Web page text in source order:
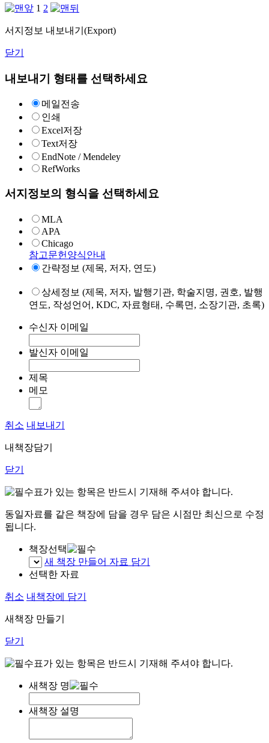
1 2
서지정보 내보내기(Export)
닫기
내보내기 형태를 선택하세요
메일전송
인쇄
Excel저장
Text저장
EndNote / Mendeley
RefWorks
서지정보의 형식을 선택하세요
MLA
APA
Chicago
참고문헌양식안내
간략정보 (제목, 저자, 연도)
상세정보 (제목, 저자, 발행기관, 학술지명, 권호, 발행
연도, 작성언어, KDC, 자료형태, 수록면, 소장기관, 초록)
수신자 이메일
발신자 이메일
제목
메모
취소 내보내기
내책장담기
닫기
표가 있는 항목은 반드시 기재해 주셔야 합니다.
동일자료를 같은 책장에 담을 경우 담은 시점만 최신으로 수정
됩니다.
책장선택
새 책장 만들어 자료 담기
선택한 자료
취소 내책장에 담기
새책장 만들기
닫기
표가 있는 항목은 반드시 기재해 주셔야 합니다.
새책장 명
새책장 설명